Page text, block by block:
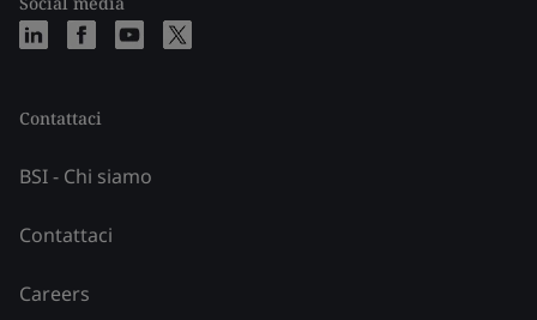
Contattaci
BSI - Chi siamo
Contattaci
Careers